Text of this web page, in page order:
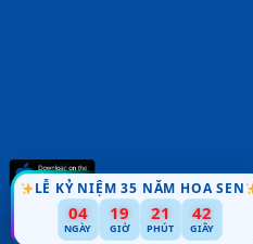
LỄ KỶ NIỆM 35 NĂM HOA SEN
04
NGÀY
19
GIỜ
21
PHÚT
41
GIÂY
Bản quyền thuộc về